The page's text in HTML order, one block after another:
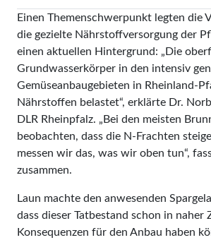
Einen Themenschwerpunkt legten die
die gezielte Nährstoffversorgung der
einen aktuellen Hintergrund: „Die
Grundwasserkörper in den intensiv
Gemüseanbaugebieten in Rheinland-
Nährstoffen belastet“, erklärte Dr.
DLR Rheinpfalz. „Bei den meisten
beobachten, dass die N-Frachten
messen wir das, was wir oben tun“,
zusammen.
Laun machte den anwesenden
dass dieser Tatbestand schon in naher
Konsequenzen für den Anbau haben